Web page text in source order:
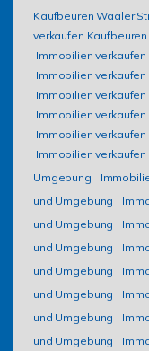
Kaufbeuren Waaler
verkaufen
Immobilien
Immobilien
Immobilien
Immobilien
Immobilien
Immobilien
Umgebung
und Umgebung
und Umgebung
und Umgebung
und Umgebung
und Umgebung
und Umgebung
und Umgebung